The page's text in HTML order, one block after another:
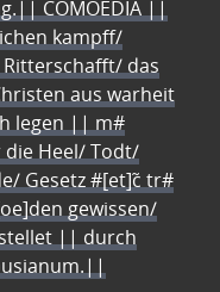
COMOEDIA ||
kampff/
das
aus warheit
legen || m#
Heel/ Todt/
Gesetz #[et]c̃ tr#
gewissen/
|| durch